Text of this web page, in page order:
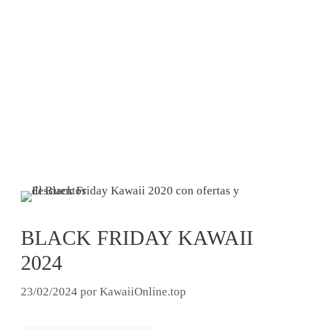
BLACK FRIDAY KAWAII
2024
23/02/2024 por KawaiiOnline.top